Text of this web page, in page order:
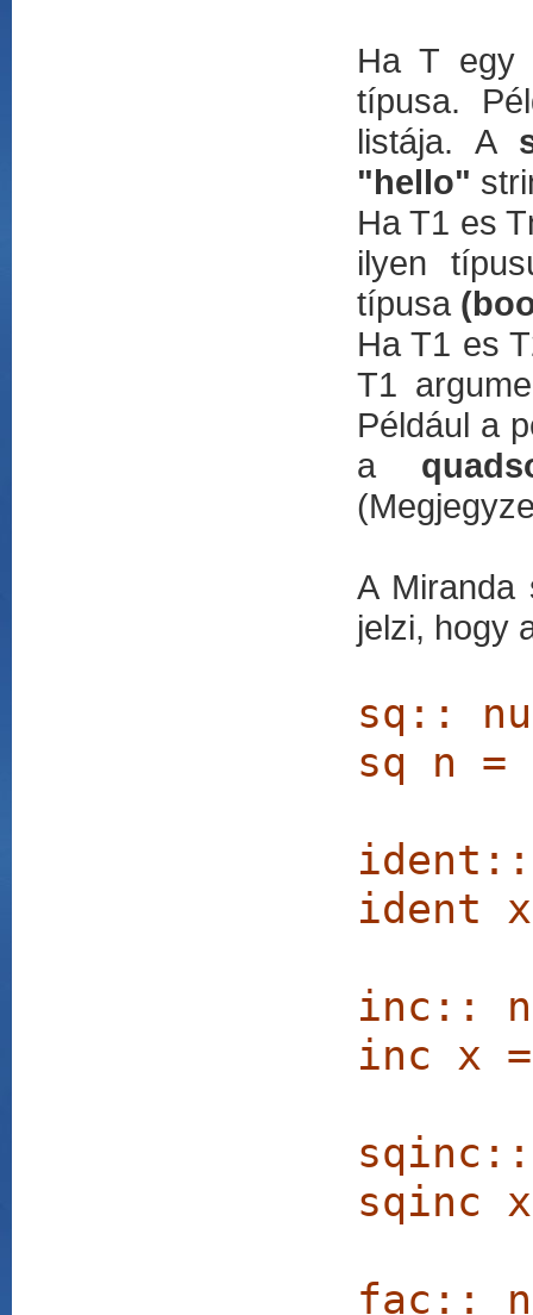
Ha T egy
típusa.
listája. A
"hello"
Ha T1 es
ilyen
típusa
Ha T1 es
T1
Például a
a
A Miranda
jelzi, hogy
sq::
sq n =
ident
inc::
inc x
sqinc::
sqinc
fac::